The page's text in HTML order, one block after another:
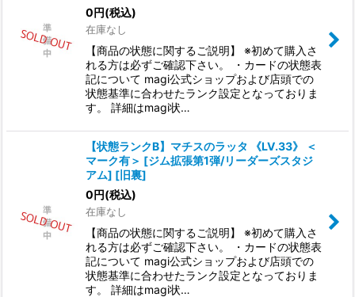
0円(税込)
在庫なし
【商品の状態に関するご説明】 ※初めて購入さ
れる方は必ずご確認下さい。 ・カードの状態表
記について magi公式ショップおよび店頭での
状態基準に合わせたランク設定となっておりま
す。 詳細はmagi状…
【状態ランクB】マチスのラッタ 《LV.33》 ＜
マーク有＞ [ジム拡張第1弾/リーダーズスタジ
アム] [旧裏]
0円(税込)
在庫なし
【商品の状態に関するご説明】 ※初めて購入さ
れる方は必ずご確認下さい。 ・カードの状態表
記について magi公式ショップおよび店頭での
状態基準に合わせたランク設定となっておりま
す。 詳細はmagi状…